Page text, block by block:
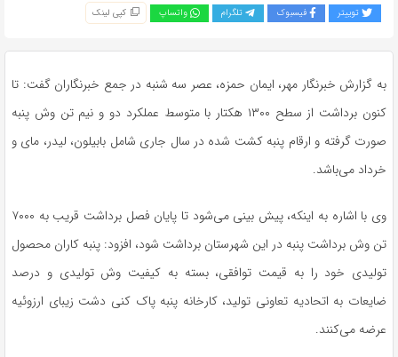
توییتر فیسبوک تلگرام واتساپ کپی لینک
به گزارش خبرنگار مهر، ایمان حمزه، عصر سه شنبه در جمع خبرنگاران گفت: تا
کنون برداشت از سطح ۱۳۰۰ هکتار با متوسط عملکرد دو و نیم تن
وش پنبه
صورت گرفته و ارقام پنبه کشت شده در سال جاری شامل بابیلون، لیدر، مای و
خرداد می‌باشد.
وی با اشاره به اینکه، پیش بینی می‌شود تا پایان فصل برداشت قریب به ۷۰۰۰
تنوش برداشت پنبه در این شهرستان برداشت شود، افزود: پنبه کاران محصول
تولیدی خود را به قیمت توافقی، بسته به کیفیت وش تولیدی و درصد
ضایعات به اتحادیه تعاونی تولید، کارخانه پنبه پاک کنی دشت زیبای ارزوئیه
عرضه می‌کنند.